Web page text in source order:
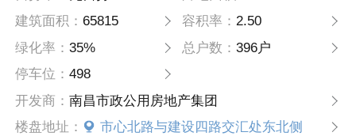
建筑面积：65815 容积率： 2.50
绿化率：35% 总户数： 396户
停车位：498
开发商：南昌市政公用房地产集团
楼盘地址：
市心北路与建设四路交汇处东北侧